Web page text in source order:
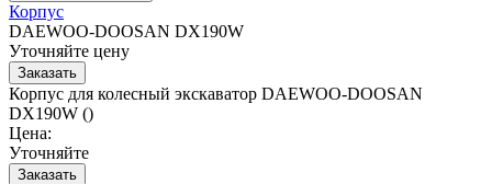
Корпус
DAEWOO-DOOSAN DX190W
Уточняйте цену
Корпус для колесный экскаватор DAEWOO-DOOSAN
DX190W ()
Цена:
Уточняйте